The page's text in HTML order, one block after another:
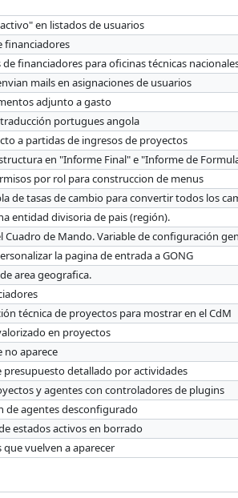
en listados de usuarios
financiadores
financiadores para oficinas técnicas
mails en asignaciones de usuarios
adjunto a gasto
portugues angola
a partidas de ingresos de proyectos
en "Informe Final" e "Informe de
por rol para construccion de menus
de tasas de cambio para convertir todos los
entidad divisoria de pais (región).
Cuadro de Mando. Variable de configuración
la pagina de entrada a GONG
area geografica.
técnica de proyectos para mostrar en el CdM
en proyectos
no aparece
presupuesto detallado por actividades
y agentes con controladores de plugins
de agentes desconfigurado
estados activos en borrado
vuelven a aparecer